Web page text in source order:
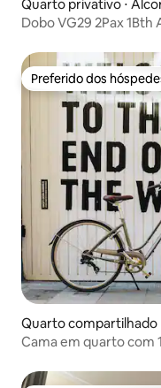
Quarto privativo ⋅
Dobo VG29 2Pax 1Bth
Preferido dos
Preferido dos
Quarto compartilhado
Cama em quarto com